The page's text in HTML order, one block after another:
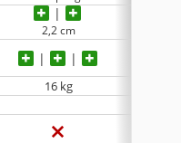
2,2 cm
16 kg